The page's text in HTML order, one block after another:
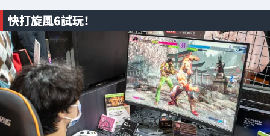
快打旋風6試玩！